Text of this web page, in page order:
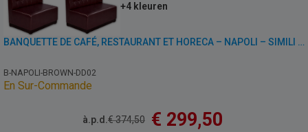
+4 kleuren
BANQUETTE DE CAFÉ, RESTAURANT ET HORECA – NAPOLI – SIMILI CUIR
B-NAPOLI-BROWN-DD02
En Sur-Commande
à.p.d.€374,50 € 299,50